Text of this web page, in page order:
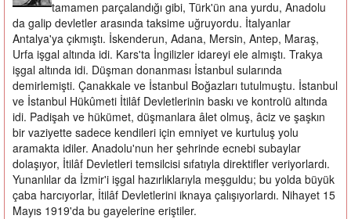
tamamen parçalandığı gibi, Türk'ün ana yurdu, Anadolu
da galip devletler arasında taksime uğruyordu. İtalyanlar
Antalya'ya çıkmıştı. İskenderun, Adana, Mersin, Antep, Maraş,
Urfa işgal altında idi. Kars'ta İngilizler idareyi ele almıştı. Trakya
işgal altında idi. Düşman donanması İstanbul sularında
demirlemişti. Çanakkale ve İstanbul Boğazları tutulmuştu. İstanbul
ve İstanbul Hükûmeti İtilâf Devletlerinin baskı ve kontrolü altında
idi. Padişah ve hükümet, düşmanlara âlet olmuş, âciz ve şaşkın
bir vaziyette sadece kendileri için emniyet ve kurtuluş yolu
aramakta idiler. Anadolu'nun her şehrinde ecnebi subaylar
dolaşıyor, İtilâf Devletleri temsilcisi sıfatıyla direktifler veriyorlardı.
Yunanlılar da İzmir'i işgal hazırlıklarıyla meşguldu; bu yolda büyük
çaba harcıyorlar, İtilâf Devletlerini iknaya çalışıyorlardı. Nihayet 15
Mayıs 1919'da bu gayelerine eriştiler.